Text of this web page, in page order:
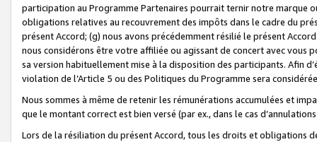
participation au Programme Partenaires pourrait ternir notre marque
obligations relatives au recouvrement des impôts dans le cadre du
présent Accord; (g) nous avons précédemment résilié le présent
nous considérons être votre affiliée ou agissant de concert avec vous
sa version habituellement mise à la disposition des participants. Afin
violation de l’Article 5 ou des Politiques du Programme sera
Nous sommes à même de retenir les rémunérations accumulées et
que le montant correct est bien versé (par ex., dans le cas
Lors de la résiliation du présent Accord, tous les droits et obligations